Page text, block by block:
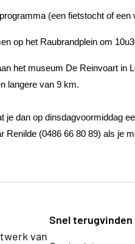
(een fietstocht of een
op het Raubrandplein om
het museum De Reinvoart in
langere van 9 km.
je dan op dinsdagvoormiddag
Renilde (0486 66 80 89) als je
van
Snel terugvinden